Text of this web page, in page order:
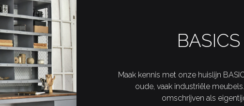
Maak kennis met onze huislijn
oude, vaak industriële
omschrijven als